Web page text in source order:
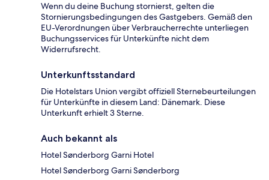
Wenn du deine Buchung stornierst, gelten die
Stornierungsbedingungen des Gastgebers. Gemäß den
EU-Verordnungen über Verbraucherrechte unterliegen
Buchungsservices für Unterkünfte nicht dem
Widerrufsrecht.
Unterkunftsstandard
Die Hotelstars Union vergibt offiziell Sternebeurteilungen
für Unterkünfte in diesem Land: Dänemark. Diese
Unterkunft erhielt 3 Sterne.
Auch bekannt als
Hotel Sønderborg Garni Hotel
Hotel Sønderborg Garni Sønderborg